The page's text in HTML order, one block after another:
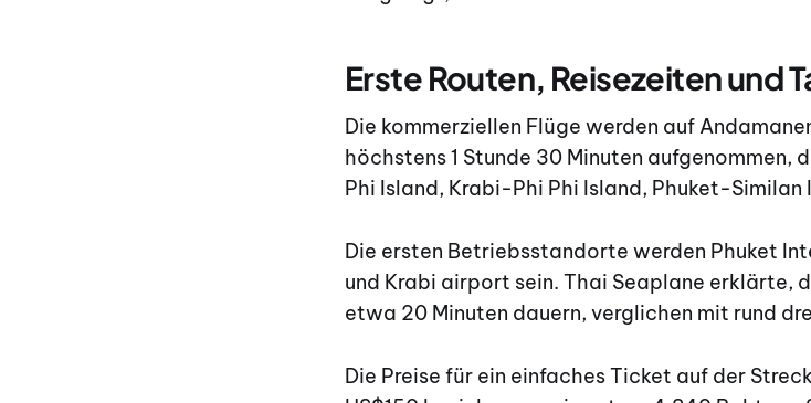
Erste Routen, Reisezeiten und
Die kommerziellen Flüge werden auf
höchstens 1 Stunde 30 Minuten
Phi Island, Krabi-Phi Phi Island, Phuket-
Die ersten Betriebsstandorte werden Phuket
und Krabi airport sein. Thai Seaplane erklärte,
etwa 20 Minuten dauern, verglichen mit rund
Die Preise für ein einfaches Ticket auf der